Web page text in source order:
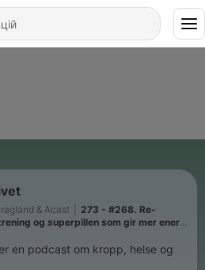
& Acast
273 - #268. Re-
og superpillen som gir mer energi,
Atefe Tari.
er en podcast om kropp, helse og